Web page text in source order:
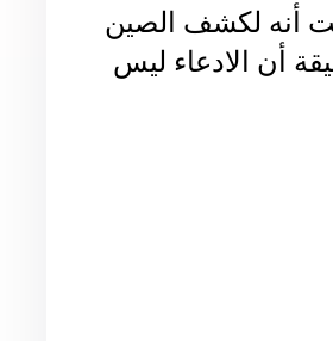
أنه لكشف الصين
أن الادعاء ليس